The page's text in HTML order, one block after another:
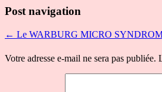
Post navigation
← Le WARBURG MICRO
Votre adresse e-mail ne sera pas publiée.